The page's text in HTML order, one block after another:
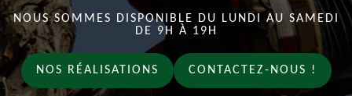
NOUS SOMMES DISPONIBLE DU LUNDI AU SAMEDI
DE 9H À 19H
NOS RÉALISATIONS CONTACTEZ-NOUS !